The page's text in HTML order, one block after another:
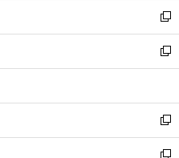
く
で
開
く
ド
ウ
で
開
ィ
ン
ド
ウ
開
く
い
ウ
ィ
ン
ウ
で
開
く
新
し
い
ウ
ン
ド
ウ
で
新
し
ウ
ィ
ン
新
し